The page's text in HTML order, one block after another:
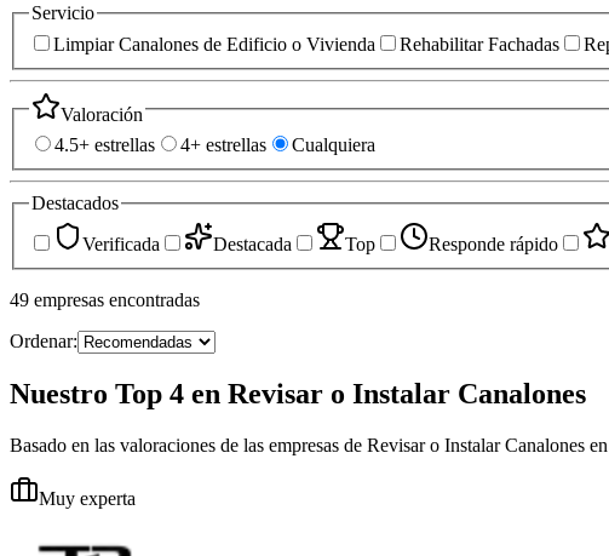
Servicio
Limpiar Canalones de Edificio o Vivienda
Rehabilitar Fachadas
Valoración
4.5+ estrellas
4+ estrellas Cualquiera
Destacados
Verificada
Destacada Top Responde rápido
49 empresas encontradas
Ordenar:
Nuestro Top 4 en Revisar o Instalar Canalones
Basado en las valoraciones de las empresas de Revisar o Instalar Canalones
Muy experta